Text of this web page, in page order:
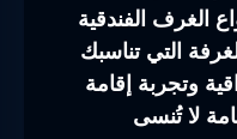
الغرف الفندقية
التي تناسبك
وتجربة إقامة
لا تُنسى